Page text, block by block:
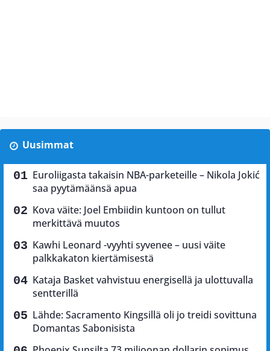
Uusimmat
Euroliigasta takaisin NBA-parketeille – Nikola Jokić
saa pyytämäänsä apua
Kova väite: Joel Embiidin kuntoon on tullut
merkittävä muutos
Kawhi Leonard -vyyhti syvenee – uusi väite
palkkakaton kiertämisestä
Kataja Basket vahvistuu energisellä ja ulottuvalla
sentterillä
Lähde: Sacramento Kingsillä oli jo treidi sovittuna
Domantas Sabonisista